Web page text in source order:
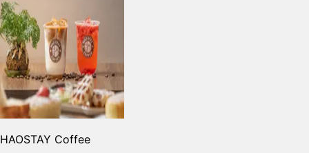
HAOSTAY Coffee